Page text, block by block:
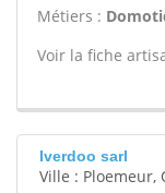
Métiers :
Voir la fiche
Iverdoo sarl
Ville : Ploemeur,